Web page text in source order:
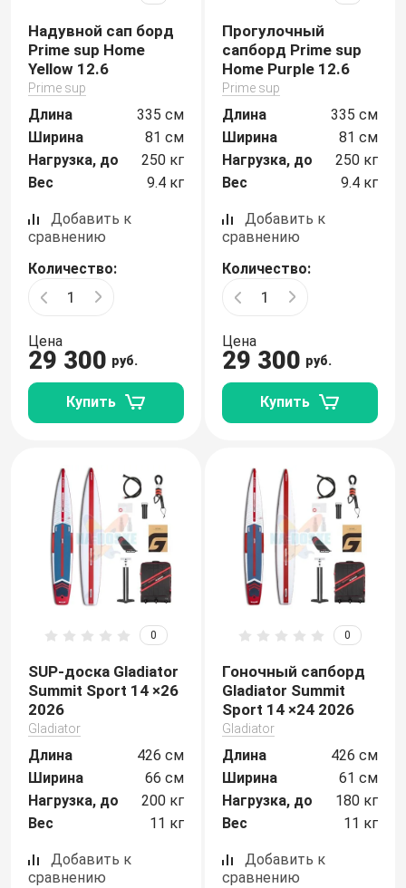
Надувной сап борд
Prime sup Home
Yellow 12.6
Prime sup
Длина
335 см
Ширина
81 см
Нагрузка, до
250 кг
Вес
9.4 кг
Добавить к
сравнению
Количество:
Цена
29 300 руб.
Купить
Прогулочный
сапборд Prime sup
Home Purple 12.6
Prime sup
Длина
335 см
Ширина
81 см
Нагрузка, до
250 кг
Вес
9.4 кг
Добавить к
сравнению
Количество:
Цена
29 300 руб.
Купить
0
SUP-доска Gladiator
Summit Sport 14 ×26
2026
Gladiator
Длина
426 см
Ширина
66 см
Нагрузка, до
200 кг
Вес
11 кг
Добавить к
сравнению
0
Гоночный сапборд
Gladiator Summit
Sport 14 ×24 2026
Gladiator
Длина
426 см
Ширина
61 см
Нагрузка, до
180 кг
Вес
11 кг
Добавить к
сравнению